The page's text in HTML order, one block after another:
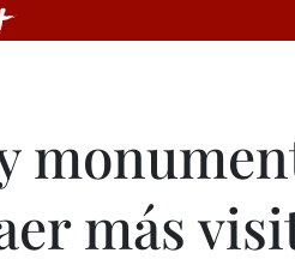
más